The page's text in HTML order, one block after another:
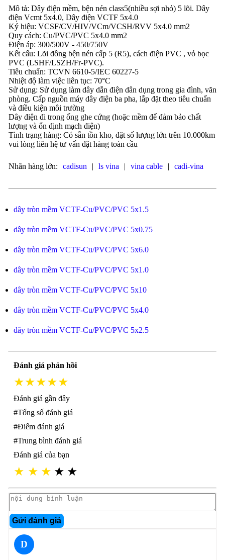
Mô tả: Dây điện mềm, bện nén class5(nhiều sợi nhỏ) 5 lõi. Dây
điện Vcmt 5x4.0, Dây điện VCTF 5x4.0
Ký hiệu: VCSF/CV/HIV/VCm/VCSH/RVV 5x4.0 mm2
Quy cách: Cu/PVC/PVC 5x4.0 mm2
Điện áp: 300/500V - 450/750V
Kết cấu: Lõi đồng bện nén cấp 5 (R5), cách điện PVC , vỏ bọc
PVC (LSHF/LSZH/Fr-PVC).
Tiêu chuẩn: TCVN 6610-5/IEC 60227-5
Nhiệt độ làm việc liên tục: 70°C
Sử dụng: Sử dụng làm dây dẫn điện dân dụng trong gia đình, văn
phòng. Cấp nguồn máy dây điện ba pha, lắp đặt theo tiêu chuẩn
và điều kiện môi trường
Dây điện đi trong ống ghe cứng (hoặc mềm để đảm bảo chất
lượng và ổn định mạch điện)
Tình trạng hàng: Có sẵn tồn kho, đặt số lượng lớn trên 10.000km
vui lòng liên hệ tư vấn đặt hàng toàn cầu
Nhãn hàng lớn: cadisun | ls vina | vina cable | cadi-vina
dây tròn mềm VCTF-Cu/PVC/PVC 5x1.5
dây tròn mềm VCTF-Cu/PVC/PVC 5x0.75
dây tròn mềm VCTF-Cu/PVC/PVC 5x6.0
dây tròn mềm VCTF-Cu/PVC/PVC 5x1.0
dây tròn mềm VCTF-Cu/PVC/PVC 5x10
dây tròn mềm VCTF-Cu/PVC/PVC 5x4.0
dây tròn mềm VCTF-Cu/PVC/PVC 5x2.5
Đánh giá phản hồi
★★★★★
Đánh giá gần đây
#Tổng số đánh giá
#Điểm đánh giá
#Trung bình đánh giá
Đánh giá của bạn
★ ★ ★ ★ ★
Gửi đánh giá
D